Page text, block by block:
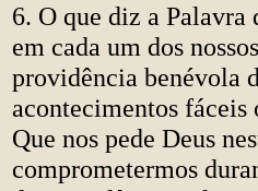
6. O que diz a Palavra
em cada um dos
providência benévola
acontecimentos
Que nos pede Deus
comprometermos